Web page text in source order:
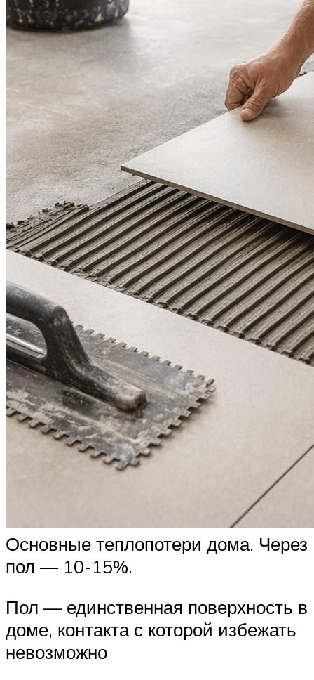
Основные теплопотери дома. Через
пол — 10-15%.
Пол — единственная поверхность в
доме, контакта с которой избежать
невозможно